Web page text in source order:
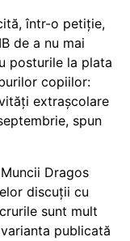
într-o petiție,
de a nu mai
posturile la plata
copiilor:
extrașcolare
spun
Dragos
discuții cu
sunt mult
publicată